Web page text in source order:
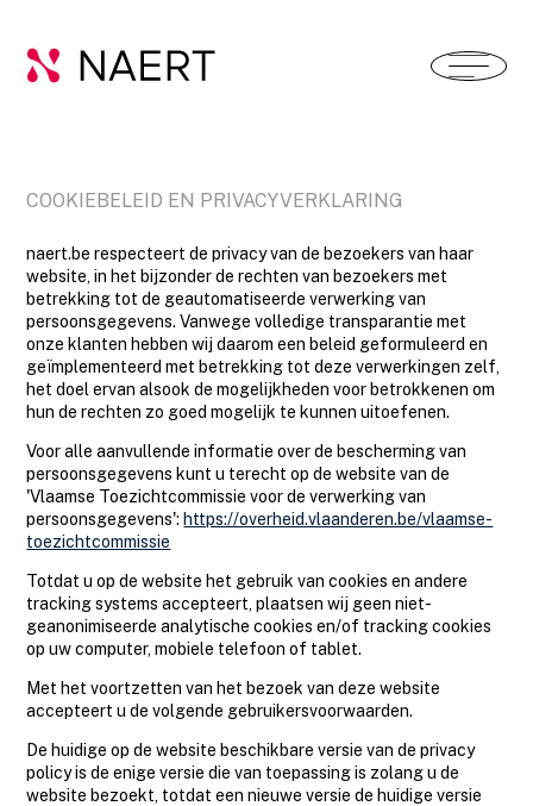
COOKIEBELEID EN PRIVACYVERKLARING
naert.be respecteert de privacy van de bezoekers van haar
website, in het bijzonder de rechten van bezoekers met
betrekking tot de geautomatiseerde verwerking van
persoonsgegevens. Vanwege volledige transparantie met
onze klanten hebben wij daarom een beleid geformuleerd en
geïmplementeerd met betrekking tot deze verwerkingen zelf,
het doel ervan alsook de mogelijkheden voor betrokkenen om
hun de rechten zo goed mogelijk te kunnen uitoefenen.
Voor alle aanvullende informatie over de bescherming van
persoonsgegevens kunt u terecht op de website van de
'Vlaamse Toezichtcommissie voor de verwerking van
persoonsgegevens': https://overheid.vlaanderen.be/vlaamse-
toezichtcommissie
Totdat u op de website het gebruik van cookies en andere
tracking systems accepteert, plaatsen wij geen niet-
geanonimiseerde analytische cookies en/of tracking cookies
op uw computer, mobiele telefoon of tablet.
Met het voortzetten van het bezoek van deze website
accepteert u de volgende gebruikersvoorwaarden.
De huidige op de website beschikbare versie van de privacy
policy is de enige versie die van toepassing is zolang u de
website bezoekt, totdat een nieuwe versie de huidige versie